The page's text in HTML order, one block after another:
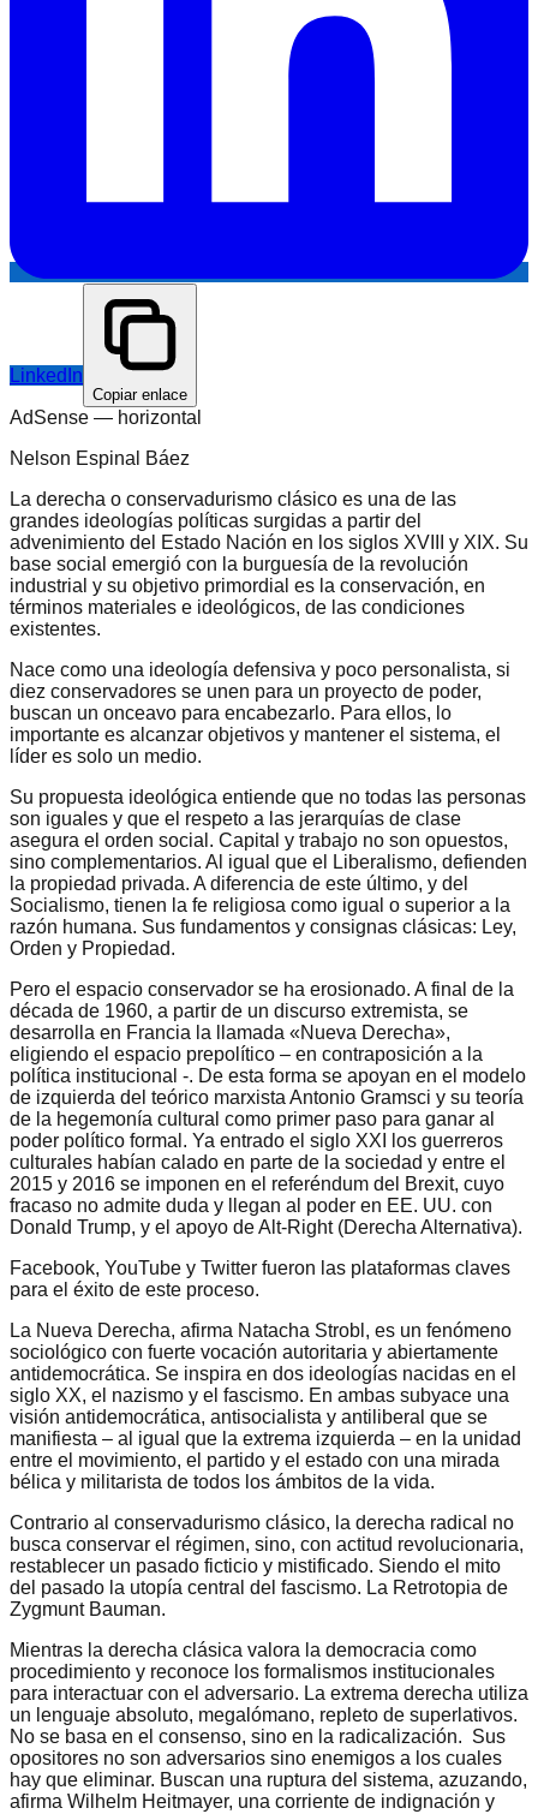
LinkedIn
Copiar enlace
AdSense — horizontal
Nelson Espinal Báez
La derecha o conservadurismo clásico es una de las
grandes ideologías políticas surgidas a partir del
advenimiento del Estado Nación en los siglos XVIII y XIX. Su
base social emergió con la burguesía de la revolución
industrial y su objetivo primordial es la conservación, en
términos materiales e ideológicos, de las condiciones
existentes.
Nace como una ideología defensiva y poco personalista, si
diez conservadores se unen para un proyecto de poder,
buscan un onceavo para encabezarlo. Para ellos, lo
importante es alcanzar objetivos y mantener el sistema, el
líder es solo un medio.
Su propuesta ideológica entiende que no todas las personas
son iguales y que el respeto a las jerarquías de clase
asegura el orden social. Capital y trabajo no son opuestos,
sino complementarios. Al igual que el Liberalismo, defienden
la propiedad privada. A diferencia de este último, y del
Socialismo, tienen la fe religiosa como igual o superior a la
razón humana. Sus fundamentos y consignas clásicas: Ley,
Orden y Propiedad.
Pero el espacio conservador se ha erosionado. A final de la
década de 1960, a partir de un discurso extremista, se
desarrolla en Francia la llamada «Nueva Derecha»,
eligiendo el espacio prepolítico – en contraposición a la
política institucional -. De esta forma se apoyan en el modelo
de izquierda del teórico marxista Antonio Gramsci y su teoría
de la hegemonía cultural como primer paso para ganar al
poder político formal. Ya entrado el siglo XXI los guerreros
culturales habían calado en parte de la sociedad y entre el
2015 y 2016 se imponen en el referéndum del Brexit, cuyo
fracaso no admite duda y llegan al poder en EE. UU. con
Donald Trump, y el apoyo de Alt-Right (Derecha Alternativa).
Facebook, YouTube y Twitter fueron las plataformas claves
para el éxito de este proceso.
La Nueva Derecha, afirma Natacha Strobl, es un fenómeno
sociológico con fuerte vocación autoritaria y abiertamente
antidemocrática. Se inspira en dos ideologías nacidas en el
siglo XX, el nazismo y el fascismo. En ambas subyace una
visión antidemocrática, antisocialista y antiliberal que se
manifiesta – al igual que la extrema izquierda – en la unidad
entre el movimiento, el partido y el estado con una mirada
bélica y militarista de todos los ámbitos de la vida.
Contrario al conservadurismo clásico, la derecha radical no
busca conservar el régimen, sino, con actitud revolucionaria,
restablecer un pasado ficticio y mistificado. Siendo el mito
del pasado la utopía central del fascismo. La Retrotopia de
Zygmunt Bauman.
Mientras la derecha clásica valora la democracia como
procedimiento y reconoce los formalismos institucionales
para interactuar con el adversario. La extrema derecha utiliza
un lenguaje absoluto, megalómano, repleto de superlativos.
No se basa en el consenso, sino en la radicalización. Sus
opositores no son adversarios sino enemigos a los cuales
hay que eliminar. Buscan una ruptura del sistema, azuzando,
afirma Wilhelm Heitmayer, una corriente de indignación y